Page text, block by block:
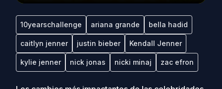
10yearschallenge ariana grande bella hadid
caitlyn jenner justin bieber Kendall Jenner
kylie jenner nick jonas nicki minaj zac efron